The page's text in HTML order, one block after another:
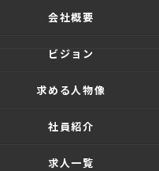
会社概要
ビジョン
求める人物像
社員紹介
求人一覧